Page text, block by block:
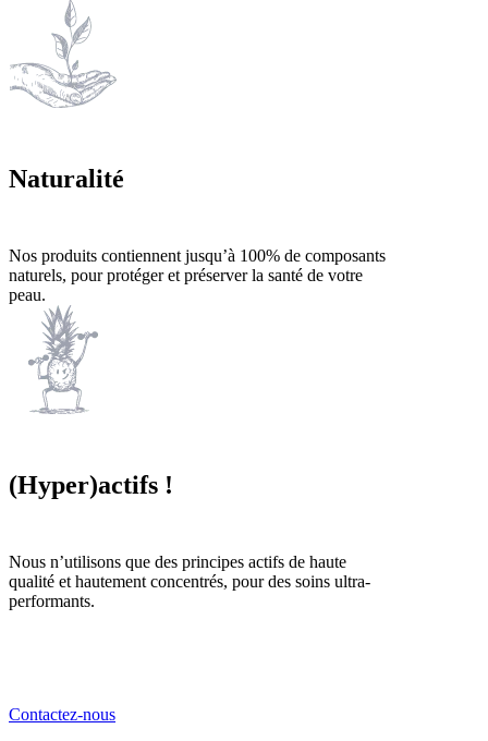
Naturalité
Nos produits contiennent jusqu’à 100% de composants
naturels, pour protéger et préserver la santé de votre
peau.
(Hyper)actifs !
Nous n’utilisons que des principes actifs de haute
qualité et hautement concentrés, pour des soins ultra-
performants.
Contactez-nous